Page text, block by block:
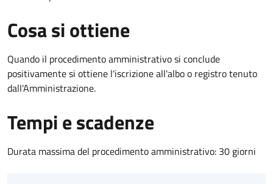
Cosa si ottiene
Quando il procedimento amministrativo si conclude
positivamente si ottiene l'iscrizione all'albo o registro tenuto
dall'Amministrazione.
Tempi e scadenze
Durata massima del procedimento amministrativo: 30 giorni